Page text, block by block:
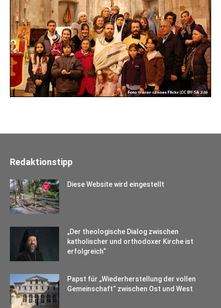
Redaktionstipp
Diese Website wird eingestellt
„Der theologische Dialog zwischen
katholischer und orthodoxer Kirche ist
erfolgreich“
Papst für „Wiederherstellung der vollen
Gemeinschaft“ zwischen Ost und West